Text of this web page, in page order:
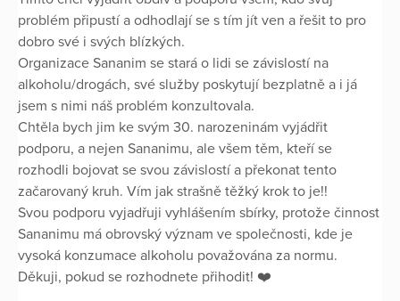
problém připustí a odhodlají se s tím jít ven a řešit to pro
dobro své i svých blízkých.
Organizace Sananim se stará o lidi se závislostí na
alkoholu/drogách, své služby poskytují bezplatně a i já
jsem s nimi náš problém konzultovala.
Chtěla bych jim ke svým 30. narozeninám vyjádřit
podporu, a nejen Sananimu, ale všem těm, kteří se
rozhodli bojovat se svou závislostí a překonat tento
začarovaný kruh. Vím jak strašně těžký krok to je!!
Svou podporu vyjadřuji vyhlášením sbírky, protože činnost
Sananimu má obrovský význam ve společnosti, kde je
vysoká konzumace alkoholu považována za normu.
Děkuji, pokud se rozhodnete přihodit! ❤️